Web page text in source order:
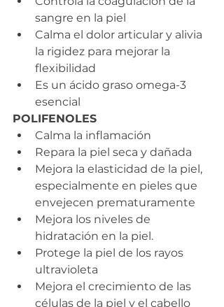
sangre en la piel
Calma el dolor articular y alivia
la rigidez para mejorar la
flexibilidad
Es un ácido graso omega-3
esencial
POLIFENOLES
Calma la inflamación
Repara la piel seca y dañada
Mejora la elasticidad de la piel,
especialmente en pieles que
envejecen prematuramente
Mejora los niveles de
hidratación en la piel.
Protege la piel de los rayos
ultravioleta
Mejora el crecimiento de las
células de la piel y el cabello